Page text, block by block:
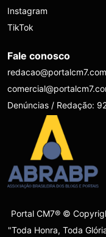
Instagram
TikTok
Fale conosco
redacao@portalcm7.com
Denúncias / Redação:
Portal CM7® ©
"Toda Honra, Toda